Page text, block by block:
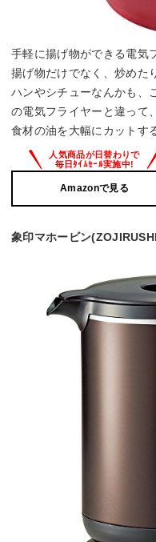
手軽に揚げ物ができる電気
揚げ物だけでなく、炒めた
ハンやシチューなんかも、
の電気フライヤーと違って
食材の油を大幅にカットす
Amazonで見る
象印マホービン